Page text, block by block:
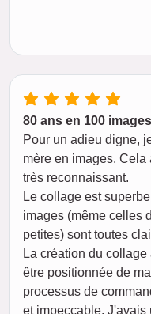
80 ans en 100 images
Pour un adieu digne,
mère en images. Cela
très reconnaissant.
Le collage est
images (même celles
petites) sont toutes
La création du
être positionnée de
processus de
et impeccable.